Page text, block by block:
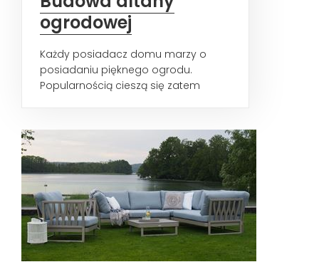
ogrodowej
Każdy posiadacz domu marzy o
posiadaniu pięknego ogrodu.
Popularnością cieszą się zatem